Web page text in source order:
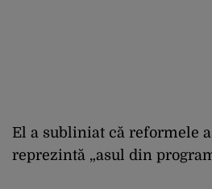
El a subliniat că reformele
reprezintă „asul din